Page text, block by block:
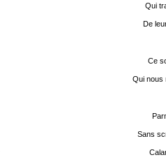
Qui
De
Ce
Qui nous
Sans